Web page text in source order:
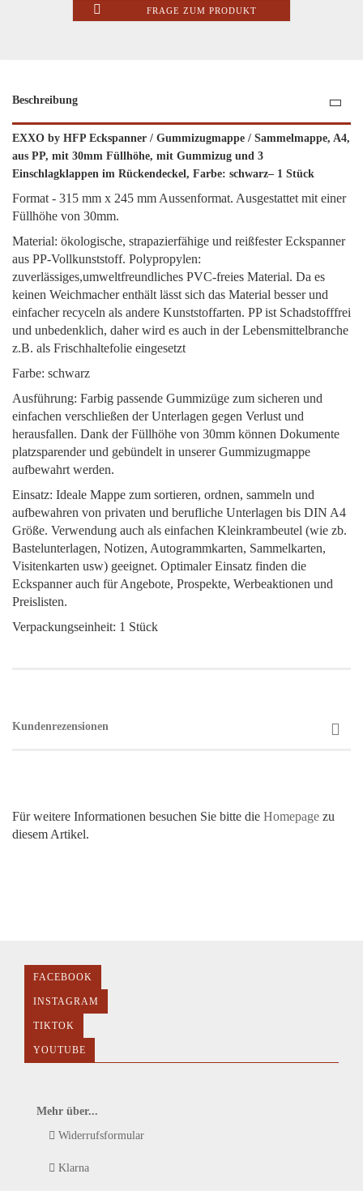
FRAGE ZUM PRODUKT
Beschreibung
EXXO by HFP Eckspanner / Gummizugmappe / Sammelmappe, A4,
aus PP, mit 30mm Füllhöhe, mit Gummizug und 3
Einschlagklappen im Rückendeckel, Farbe: schwarz– 1 Stück
Format - 315 mm x 245 mm Aussenformat. Ausgestattet mit einer
Füllhöhe von 30mm.
Material: ökologische, strapazierfähige und reißfester Eckspanner
aus PP-Vollkunststoff. Polypropylen:
zuverlässiges,umweltfreundliches PVC-freies Material. Da es
keinen Weichmacher enthält lässt sich das Material besser und
einfacher recyceln als andere Kunststoffarten. PP ist Schadstofffrei
und unbedenklich, daher wird es auch in der Lebensmittelbranche
z.B. als Frischhaltefolie eingesetzt
Farbe: schwarz
Ausführung: Farbig passende Gummizüge zum sicheren und
einfachen verschließen der Unterlagen gegen Verlust und
herausfallen. Dank der Füllhöhe von 30mm können Dokumente
platzsparender und gebündelt in unserer Gummizugmappe
aufbewahrt werden.
Einsatz: Ideale Mappe zum sortieren, ordnen, sammeln und
aufbewahren von privaten und berufliche Unterlagen bis DIN A4
Größe. Verwendung auch als einfachen Kleinkrambeutel (wie zb.
Bastelunterlagen, Notizen, Autogrammkarten, Sammelkarten,
Visitenkarten usw) geeignet. Optimaler Einsatz finden die
Eckspanner auch für Angebote, Prospekte, Werbeaktionen und
Preislisten.
Verpackungseinheit: 1 Stück
Kundenrezensionen
Für weitere Informationen besuchen Sie bitte die Homepage zu
diesem Artikel.
FACEBOOK
INSTAGRAM
TIKTOK
YOUTUBE
Mehr über...
Widerrufsformular
Klarna